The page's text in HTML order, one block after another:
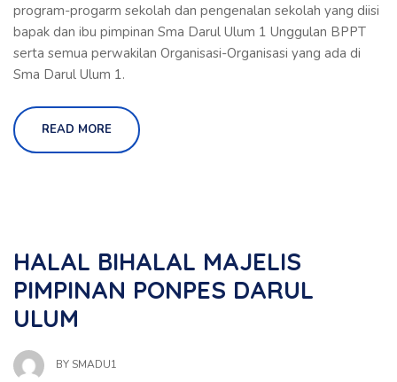
program-progarm sekolah dan pengenalan sekolah yang diisi
bapak dan ibu pimpinan Sma Darul Ulum 1 Unggulan BPPT
serta semua perwakilan Organisasi-Organisasi yang ada di
Sma Darul Ulum 1.
READ MORE
HALAL BIHALAL MAJELIS
PIMPINAN PONPES DARUL
ULUM
BY SMADU1